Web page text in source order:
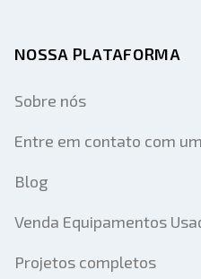
NOSSA PLATAFORMA
Sobre nós
Entre em contato com
Blog
Venda Equipamentos
Projetos completos